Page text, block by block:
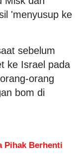
'menyusup ke
sebelum
ke Israel pada
orang
bom di
Pihak Berhenti